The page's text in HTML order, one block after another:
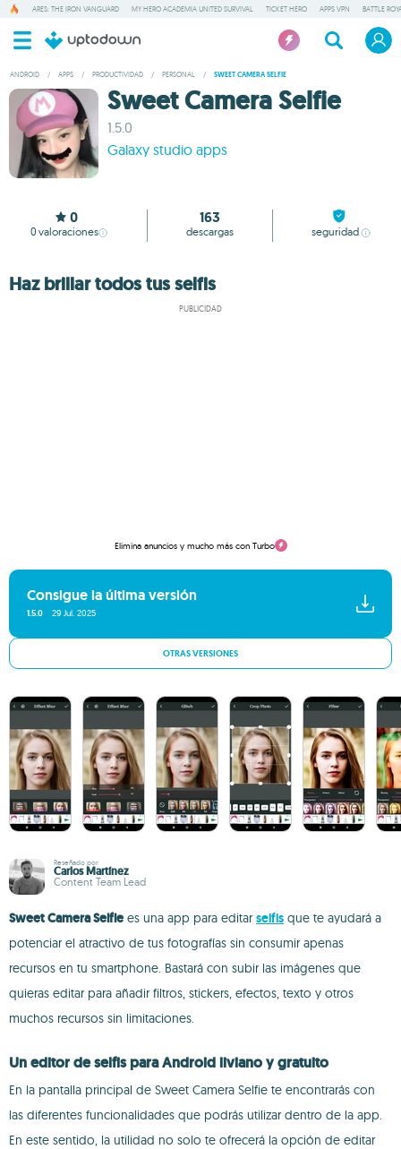
ARES: THE IRON VANGUARD MY HERO ACADEMIA UNITED SURVIVAL TICKET HERO APPS VPN BATTLE
ANDROID / APPS / PRODUCTIVIDAD / PERSONAL / SWEET CAMERA SELFIE
Sweet Camera Selfie
1.5.0
Galaxy studio apps
0
0 valoraciones
163
descargas seguridad
Haz brillar todos tus selfis
PUBLICIDAD
Elimina anuncios y mucho más con Turbo
Consigue la última versión
1.5.0 29 Jul. 2025
OTRAS VERSIONES
Reseñado por
Carlos Martínez
Content Team Lead
Sweet Camera Selfie es una app para editarselfis que te ayudará a
potenciar el atractivo de tus fotografías sin consumir apenas
recursos en tu smartphone. Bastará con subir las imágenes que
quieras editar para añadir filtros, stickers, efectos, texto y otros
muchos recursos sin limitaciones.
Un editor de selfis para Android liviano y gratuito
En la pantalla principal de Sweet Camera Selfie te encontrarás con
las diferentes funcionalidades que podrás utilizar dentro de la app.
En este sentido, la utilidad no solo te ofrecerá la opción de editar